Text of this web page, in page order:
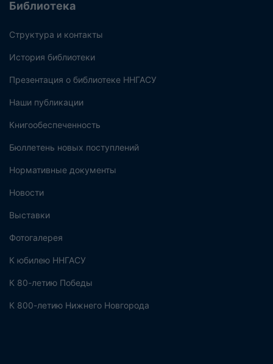
Библиотека
Структура и контакты
История библиотеки
Презентация о библиотеке ННГАСУ
Наши публикации
Книгообеспеченность
Бюллетень новых поступлений
Нормативные документы
Новости
Выставки
Фотогалерея
К юбилею ННГАСУ
К 80-летию Победы
К 800-летию Нижнего Новгорода